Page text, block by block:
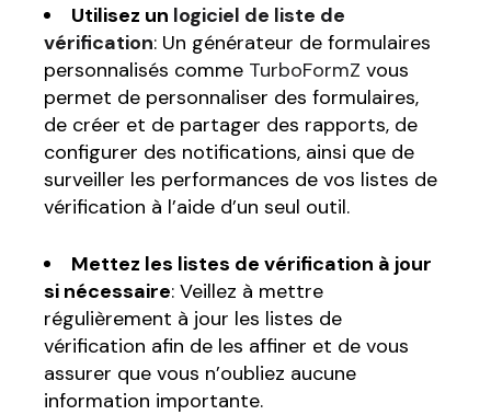
Utilisez un logiciel de liste de
vérification: Un générateur de formulaires
personnalisés comme TurboFormZ vous
permet de personnaliser des formulaires,
de créer et de partager des rapports, de
configurer des notifications, ainsi que de
surveiller les performances de vos listes de
vérification à l’aide d’un seul outil.
Mettez les listes de vérification à jour
si nécessaire: Veillez à mettre
régulièrement à jour les listes de
vérification afin de les affiner et de vous
assurer que vous n’oubliez aucune
information importante.